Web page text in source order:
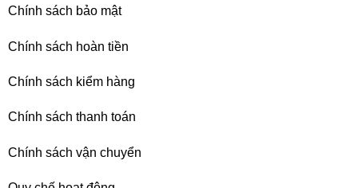
Chính sách bảo mật
Chính sách hoàn tiền
Chính sách kiểm hàng
Chính sách thanh toán
Chính sách vận chuyển